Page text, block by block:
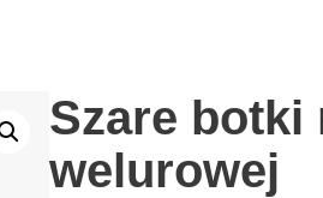
Szare botki
welurowej